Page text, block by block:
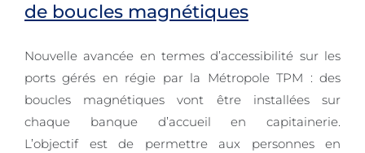
Les ports métropolitains se dotent
de boucles magnétiques
de boucles magnétiques
Nouvelle avancée en termes d’accessibilité sur les
ports gérés en régie par la Métropole TPM : des
boucles magnétiques vont être installées sur
chaque banque d’accueil en capitainerie.
L’objectif est de permettre aux personnes en